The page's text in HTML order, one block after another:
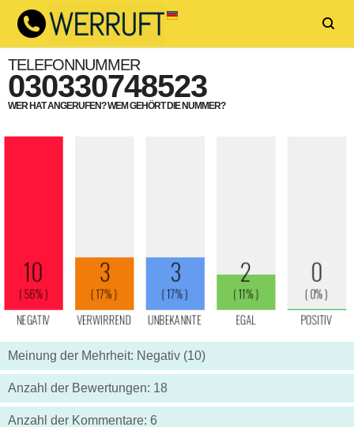
TELEFONNUMMER
030330748523
WER HAT ANGERUFEN? WEM GEHÖRT DIE NUMMER?
Meinung der Mehrheit: Negativ (10)
Anzahl der Bewertungen: 18
Anzahl der Kommentare: 6